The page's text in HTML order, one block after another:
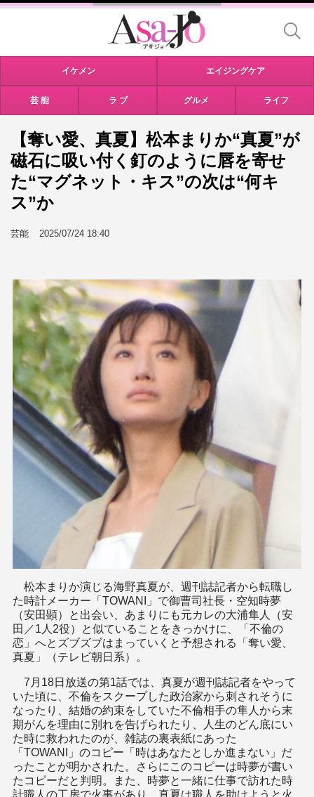
イケメン エイジングケア
芸 能 ラ ブ グルメ ライフ
【奪い愛、真夏】松本まりか“真夏”が
磁石に吸い付く釘のように唇を寄せ
た“マグネット・キス”の次は“何キ
ス”か
芸能 2025/07/24 18:40
松本まりか演じる海野真夏が、週刊誌記者から転職し
た時計メーカー「TOWANI」で御曹司社長・空知時夢
（安田顕）と出会い、あまりにも元カレの大浦隼人（安
田／1人2役）と似ていることをきっかけに、「不倫の
恋」へとズブズブはまっていくと予想される「奪い愛、
真夏」（テレビ朝日系）。
7月18日放送の第1話では、真夏が週刊誌記者をやって
いた頃に、不倫をスクープした政治家から刺されそうに
なったり、結婚の約束をしていた不倫相手の隼人から末
期がんを理由に別れを告げられたり、人生のどん底にい
た時に救われたのが、雑誌の裏表紙にあった
「TOWANI」のコピー「時はあなたとしか進まない」だ
ったことが明かされた。さらにこのコピーは時夢が書い
たコピーだと判明。また、時夢と一緒に仕事で訪れた時
計職人の工房で火事があり、真夏は職人を助けようと火